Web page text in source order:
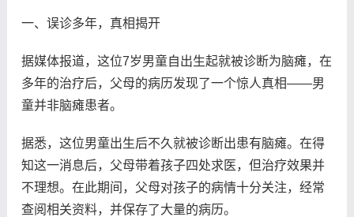
一、误诊多年，真相揭开
据媒体报道，这位7岁男童自出生起就被诊断为脑瘫，在
多年的治疗后，父母的病历发现了一个惊人真相——男
童并非脑瘫患者。
据悉，这位男童出生后不久就被诊断出患有脑瘫。在得
知这一消息后，父母带着孩子四处求医，但治疗效果并
不理想。在此期间，父母对孩子的病情十分关注，经常
查阅相关资料，并保存了大量的病历。